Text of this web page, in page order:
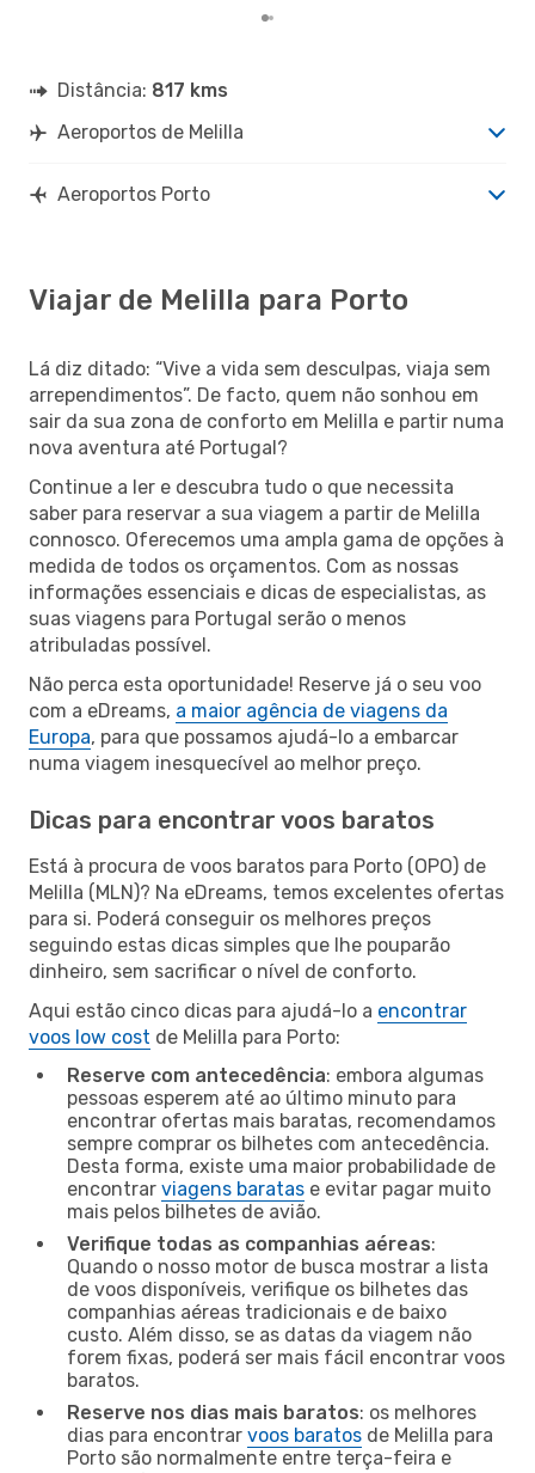
Distância: 817 kms
Aeroportos de Melilla
Aeroportos Porto
Viajar de Melilla para Porto
Lá diz ditado: “Vive a vida sem desculpas, viaja sem
arrependimentos”. De facto, quem não sonhou em
sair da sua zona de conforto em Melilla e partir numa
nova aventura até Portugal?
Continue a ler e descubra tudo o que necessita
saber para reservar a sua viagem a partir de Melilla
connosco. Oferecemos uma ampla gama de opções à
medida de todos os orçamentos. Com as nossas
informações essenciais e dicas de especialistas, as
suas viagens para Portugal serão o menos
atribuladas possível.
Não perca esta oportunidade! Reserve já o seu voo
com a eDreams, a maior agência de viagens da
Europa, para que possamos ajudá-lo a embarcar
numa viagem inesquecível ao melhor preço.
Dicas para encontrar voos baratos
Está à procura de voos baratos para Porto (OPO) de
Melilla (MLN)? Na eDreams, temos excelentes ofertas
para si. Poderá conseguir os melhores preços
seguindo estas dicas simples que lhe pouparão
dinheiro, sem sacrificar o nível de conforto.
Aqui estão cinco dicas para ajudá-lo a encontrar
voos low cost de Melilla para Porto:
Reserve com antecedência: embora algumas
pessoas esperem até ao último minuto para
encontrar ofertas mais baratas, recomendamos
sempre comprar os bilhetes com antecedência.
Desta forma, existe uma maior probabilidade de
encontrar viagens baratas e evitar pagar muito
mais pelos bilhetes de avião.
Verifique todas as companhias aéreas:
Quando o nosso motor de busca mostrar a lista
de voos disponíveis, verifique os bilhetes das
companhias aéreas tradicionais e de baixo
custo. Além disso, se as datas da viagem não
forem fixas, poderá ser mais fácil encontrar voos
baratos.
Reserve nos dias mais baratos: os melhores
dias para encontrar voos baratos de Melilla para
Porto são normalmente entre terça-feira e